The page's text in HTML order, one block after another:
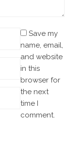
Save my
name, email,
and website
in this
browser for
the next
time I
comment.